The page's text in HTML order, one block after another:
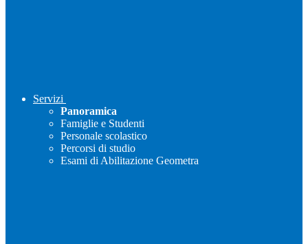
Servizi
Panoramica
Famiglie e Studenti
Personale scolastico
Percorsi di studio
Esami di Abilitazione Geometra